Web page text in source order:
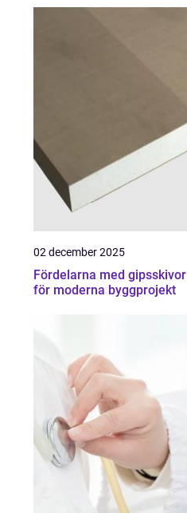
02 december 2025
Fördelarna med gipsskivor
för moderna byggprojekt